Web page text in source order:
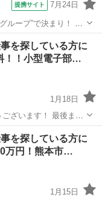
提携サイト 7月24日
援など福利厚生充実！ ✅️大手なので安定性抜群！ ...
を探している方に
！！小型電子部…
1月18日
ざいます！ 最後まで
す！！ 受け付けはこ
lYbDFiI ...
を探している方に
万円！熊本市…
1月15日